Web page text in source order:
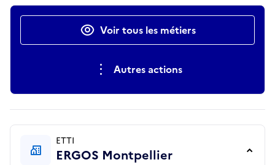
Actions rapidesVoir tous les métiers
Autres actions
ETTI
ERGOS Montpellier